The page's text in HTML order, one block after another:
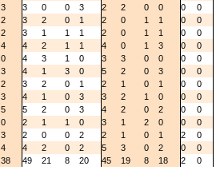
3 3 0 0 3 2 2 0 0 0
0
2 3 2 0 1 2 0 1 1 0
0
2 3 1 1 1 2 0 1 1 0
0
4 4 2 1 1 4 0 1 3 0
0
0 4 3 1 0 3 3 0 0 0
0
3 4 1 3 0 5 2 0 3 0
0
2 3 2 0 1 2 1 0 1 0
0
3 4 1 0 3 3 2 1 0 0
0
5 5 2 0 3 4 2 0 2 0
0
0 2 1 1 0 3 1 2 0 0
0
3 2 0 0 2 2 1 0 1 2
0
4 4 2 0 2 5 3 0 2 0
0
38 49 21 8 20 45 19 8 18 2 0